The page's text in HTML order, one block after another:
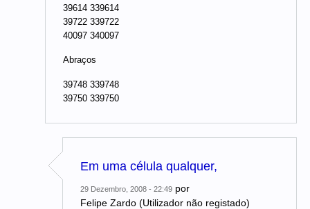
39614 339614
39722 339722
40097 340097
Abraços
39748 339748
39750 339750
Em uma célula qualquer,
29 Dezembro, 2008 - 22:49 por
Felipe Zardo (Utilizador não registado)